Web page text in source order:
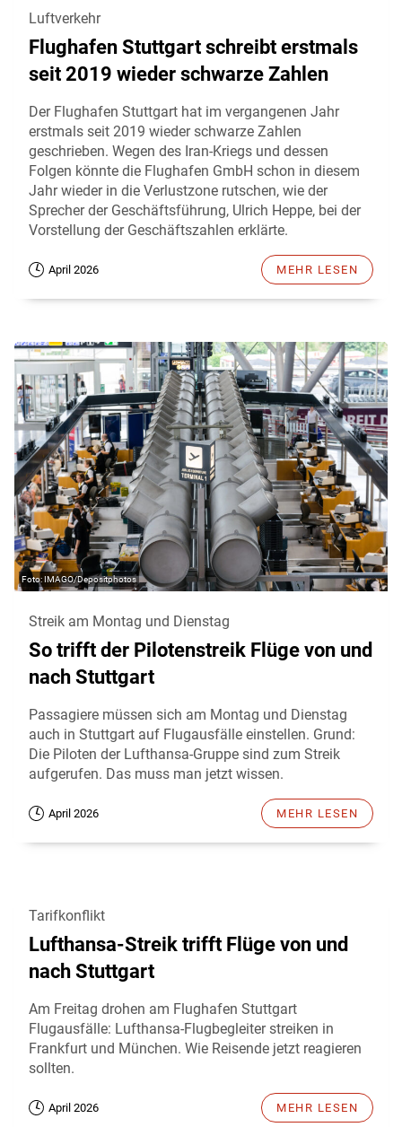
Luftverkehr
Flughafen Stuttgart schreibt erstmals
seit 2019 wieder schwarze Zahlen
Der Flughafen Stuttgart hat im vergangenen Jahr
erstmals seit 2019 wieder schwarze Zahlen
geschrieben. Wegen des Iran-Kriegs und dessen
Folgen könnte die Flughafen GmbH schon in diesem
Jahr wieder in die Verlustzone rutschen, wie der
Sprecher der Geschäftsführung, Ulrich Heppe, bei der
Vorstellung der Geschäftszahlen erklärte.
April 2026 MEHR LESEN
IMAGO/Depositphotos
Streik am Montag und Dienstag
So trifft der Pilotenstreik Flüge von und
nach Stuttgart
Passagiere müssen sich am Montag und Dienstag
auch in Stuttgart auf Flugausfälle einstellen. Grund:
Die Piloten der Lufthansa-Gruppe sind zum Streik
aufgerufen. Das muss man jetzt wissen.
April 2026 MEHR LESEN
Tarifkonflikt
Lufthansa-Streik trifft Flüge von und
nach Stuttgart
Am Freitag drohen am Flughafen Stuttgart
Flugausfälle: Lufthansa-Flugbegleiter streiken in
Frankfurt und München. Wie Reisende jetzt reagieren
sollten.
April 2026 MEHR LESEN